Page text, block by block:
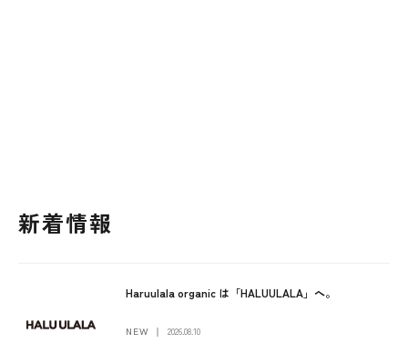
新着情報
Haruulala organic は「HALUULALA」へ。
NEW 2026.08.10